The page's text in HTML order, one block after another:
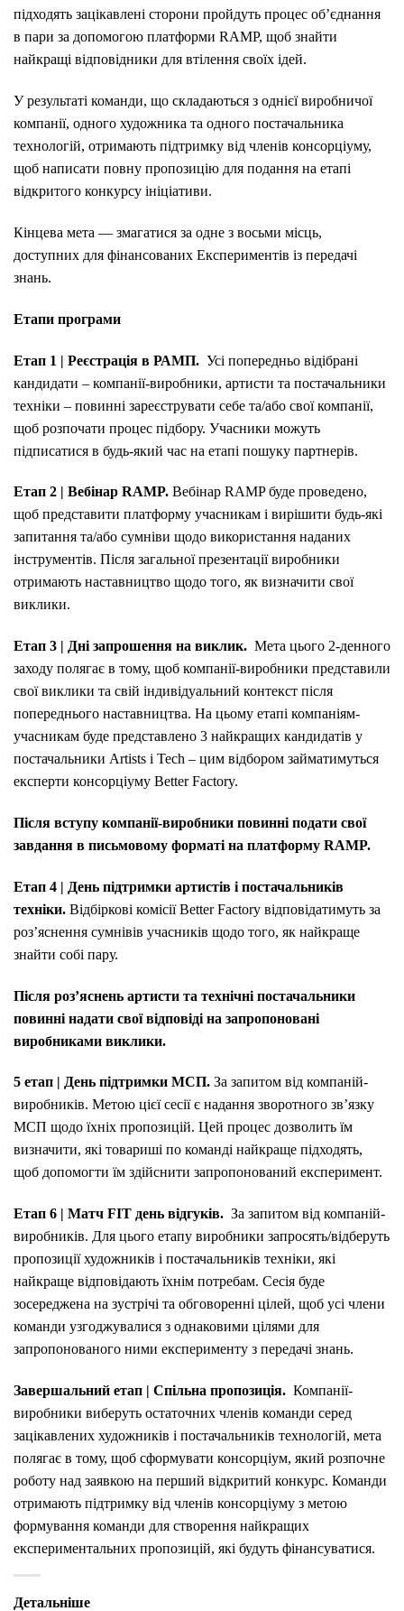
підходять зацікавлені сторони пройдуть процес об’єднання
в пари за допомогою платформи RAMP, щоб знайти
найкращі відповідники для втілення своїх ідей.
У результаті команди, що складаються з однієї виробничої
компанії, одного художника та одного постачальника
технологій, отримають підтримку від членів консорціуму,
щоб написати повну пропозицію для подання на етапі
відкритого конкурсу ініціативи.
Кінцева мета — змагатися за одне з восьми місць,
доступних для фінансованих Експериментів із передачі
знань.
Етапи програми
Етап 1 | Реєстрація в РАМП. Усі попередньо відібрані
кандидати – компанії-виробники, артисти та постачальники
техніки – повинні зареєструвати себе та/або свої компанії,
щоб розпочати процес підбору. Учасники можуть
підписатися в будь-який час на етапі пошуку партнерів.
Етап 2 | Вебінар RAMP. Вебінар RAMP буде проведено,
щоб представити платформу учасникам і вирішити будь-які
запитання та/або сумніви щодо використання наданих
інструментів. Після загальної презентації виробники
отримають наставництво щодо того, як визначити свої
виклики.
Етап 3 | Дні запрошення на виклик. Мета цього 2-денного
заходу полягає в тому, щоб компанії-виробники представили
свої виклики та свій індивідуальний контекст після
попереднього наставництва. На цьому етапі компаніям-
учасникам буде представлено 3 найкращих кандидатів у
постачальники Artists і Tech – цим відбором займатимуться
експерти консорціуму Better Factory.
Після вступу компанії-виробники повинні подати свої
завдання в письмовому форматі на платформу RAMP.
Етап 4 | День підтримки артистів і постачальників
техніки. Відбіркові комісії Better Factory відповідатимуть за
роз’яснення сумнівів учасників щодо того, як найкраще
знайти собі пару.
Після роз’яснень артисти та технічні постачальники
повинні надати свої відповіді на запропоновані
виробниками виклики.
5 етап | День підтримки МСП. За запитом від компаній-
виробників. Метою цієї сесії є надання зворотного зв’язку
МСП щодо їхніх пропозицій. Цей процес дозволить їм
визначити, які товариші по команді найкраще підходять,
щоб допомогти їм здійснити запропонований експеримент.
Етап 6 | Матч FIT день відгуків. За запитом від компаній-
виробників. Для цього етапу виробники запросять/відберуть
пропозиції художників і постачальників техніки, які
найкраще відповідають їхнім потребам. Сесія буде
зосереджена на зустрічі та обговоренні цілей, щоб усі члени
команди узгоджувалися з однаковими цілями для
запропонованого ними експерименту з передачі знань.
Завершальний етап | Спільна пропозиція. Компанії-
виробники виберуть остаточних членів команди серед
зацікавлених художників і постачальників технологій, мета
полягає в тому, щоб сформувати консорціум, який розпочне
роботу над заявкою на перший відкритий конкурс. Команди
отримають підтримку від членів консорціуму з метою
формування команди для створення найкращих
експериментальних пропозицій, які будуть фінансуватися.
Детальніше